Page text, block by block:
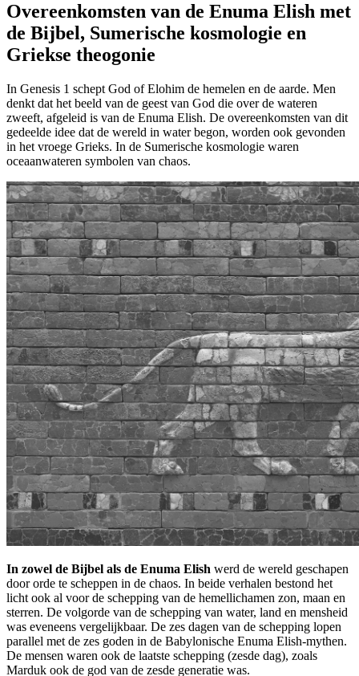
Overeenkomsten van de Enuma Elish met
de Bijbel, Sumerische kosmologie en
Griekse theogonie
In Genesis 1 schept God of Elohim de hemelen en de aarde. Men
denkt dat het beeld van de geest van God die over de wateren
zweeft, afgeleid is van de Enuma Elish. De overeenkomsten van dit
gedeelde idee dat de wereld in water begon, worden ook gevonden
in het vroege Grieks. In de Sumerische kosmologie waren
oceaanwateren symbolen van chaos.
In zowel de Bijbel als de Enuma Elish werd de wereld geschapen
door orde te scheppen in de chaos. In beide verhalen bestond het
licht ook al voor de schepping van de hemellichamen zon, maan en
sterren. De volgorde van de schepping van water, land en mensheid
was eveneens vergelijkbaar. De zes dagen van de schepping lopen
parallel met de zes goden in de Babylonische Enuma Elish-mythen.
De mensen waren ook de laatste schepping (zesde dag), zoals
Marduk ook de god van de zesde generatie was.